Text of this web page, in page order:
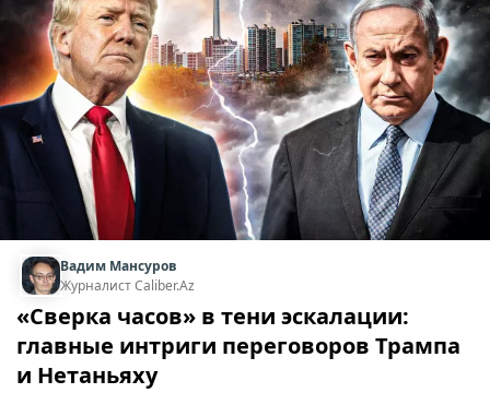
Вадим Мансуров
Журналист Caliber.Az
«Сверка часов» в тени эскалации:
главные интриги переговоров Трампа
и Нетаньяху